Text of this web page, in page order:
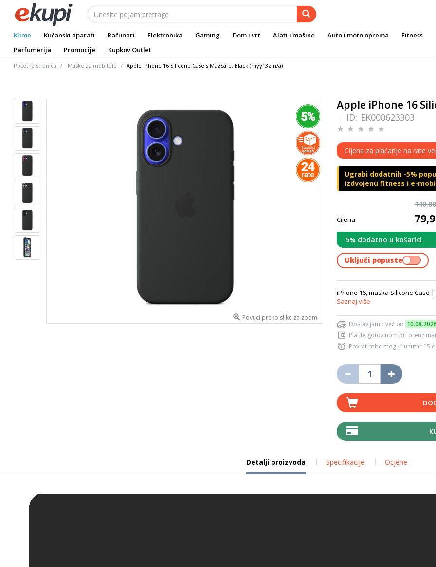
Klime Kućanski aparati Računari Elektronika Gaming Dom i vrt Alati i mašine Auto i moto oprema Fitness
Parfumerija
Promocije Kupkov Outlet
Početna stranica Maske za mobitele Apple iPhone 16 Silicone Case s MagSafe, Black (myy13zm/a)
Povuci preko slike za zoom
Apple iPhone 16
ID: EK000623303
Cijena za plaćanje na rate
Ugrabi dodatnih -5%
izdvojenu fitness i e-
Cijena
5% dodatno u košarici
Uključi popuste
iPhone 16, maska Silicone Case
Saznaj više
Dostavljamo već od
Platite gotovinom pri
Povrat robe moguć unutar 15
Detalji proizvoda Specifikacije Ocjene